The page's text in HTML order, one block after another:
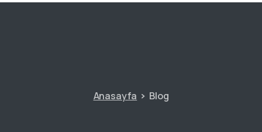
Anasayfa Blog